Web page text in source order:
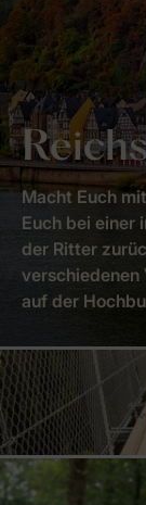
Macht Euch
Euch bei einer
der Ritter
verschiedenen
auf der